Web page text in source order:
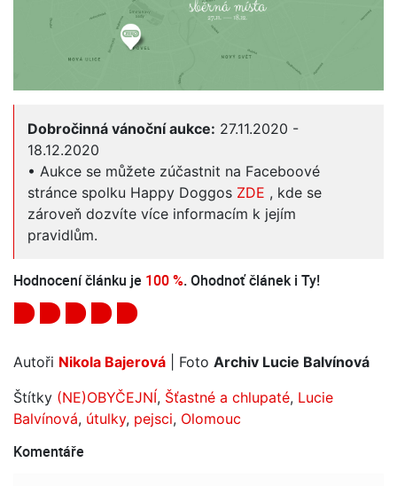
Dobročinná vánoční aukce: 27.11.2020 -
18.12.2020
• Aukce se můžete zúčastnit na Faceboové
stránce spolku Happy Doggos ZDE , kde se
zároveň dozvíte více informacím k jejím
pravidlům.
Hodnocení článku je 100 %. Ohodnoť článek i Ty!
Autoři Nikola Bajerová | Foto Archiv Lucie Balvínová
Štítky (NE)OBYČEJNÍ, Šťastné a chlupaté, Lucie
Balvínová, útulky, pejsci, Olomouc
Komentáře